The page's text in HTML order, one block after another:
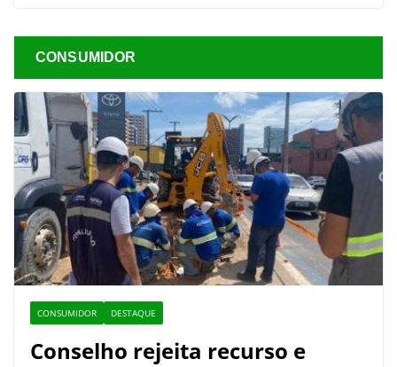
CONSUMIDOR
CONSUMIDOR DESTAQUE
Conselho rejeita recurso e